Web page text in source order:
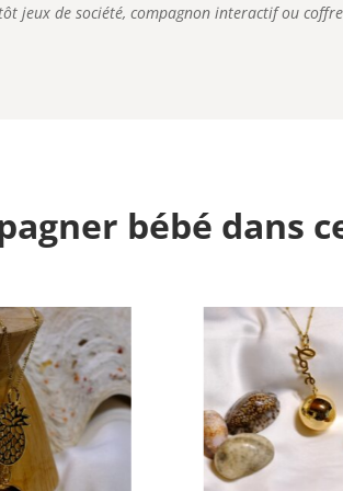
jeux de société, compagnon interactif ou
bébé dans